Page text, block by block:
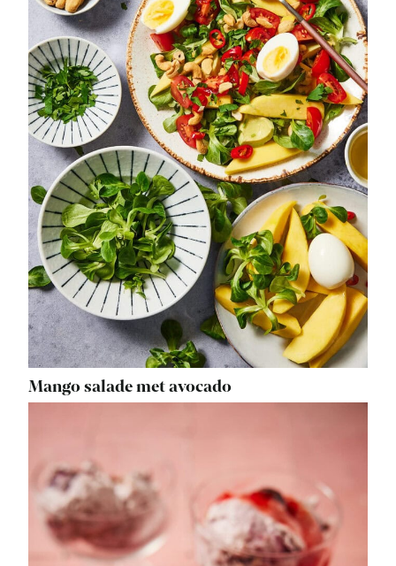
Mango salade met avocado